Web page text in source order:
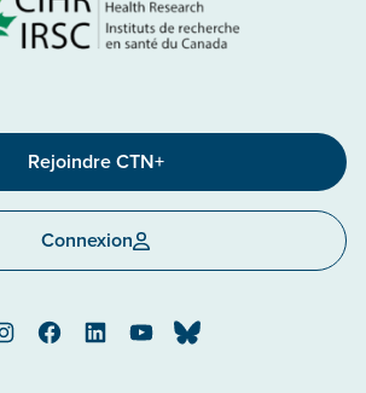
Rejoindre CTN+
Connexion
InstagramFacebookLinkedInYouTubeBluesky